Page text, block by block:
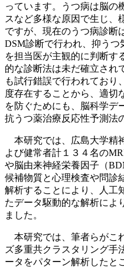
っています。うつ病は脳の
スなど多様な原因で生じ、
ですが、現在のうつ病診断
DSM診断で行われ、抑う
を担当医が主観的に判断す
的な診断法は未だ確立され
も試行錯誤で行われており
度存在することから、適切
を防ぐためにも、脳科学デ
抗うつ薬治療反応性予測法
本研究では、広島大学精
よび健常者計１３４名の
や脳由来神経栄養因子（
候補物質と心理検査や問診
解析することにより、人工
たデータ駆動的な解析によ
ました。
本研究では、筆者らがこ
ズ多重共クラスタリング手
ータをパターン解析したと